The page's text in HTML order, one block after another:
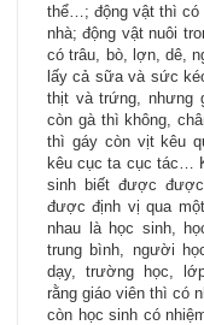
thể…; động vật thì có
nhà; động vật nuôi
có trâu, bò, lợn, dê,
lấy cả sữa và sức
thịt và trứng, nhưng
còn gà thì không,
thì gáy còn vịt kêu
kêu cục ta cục tác…
sinh biết được
được định vị qua
nhau là học sinh,
trung bình, người
dạy, trường học,
rằng giáo viên thì có
còn học sinh có